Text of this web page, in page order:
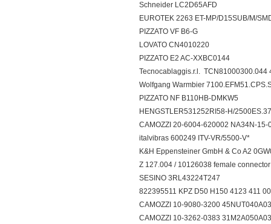
Schneider LC2D65AFD
EUROTEK 2263 ET-MP/D15SUB/M/
PIZZATO VF B6-G
LOVATO CN4010220
PIZZATO E2 AC-XXBC0144
Tecnocablaggis.r.l.
Wolfgang Warmbier
PIZZATO NF B110HB-DMKW5
HENGSTLER531252RI58-H/
CAMOZZI 20-6004-620002 NA34N-
italvibras 600249 ITV-VR/5500-V*
K&H Eppensteiner GmbH & Co A2
Z 127.004 / 10126038 female
SESINO 3RL43224T247
822395511 KPZ D50 H150 4123 411
CAMOZZI 10-9080-3200
CAMOZZI 10-3262-0383